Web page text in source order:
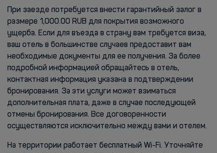
При заезде потребуется внести гарантийный залог в
размере 1,000.00 RUB для покрытия возможного
ущерба. Если для въезда в страну вам требуется виза,
ваш отель в большинстве случаев предоставит вам
необходимые документы для ее получения. За более
подробной информацией обращайтесь в отель,
контактная информация указана в подтверждении
бронирования. За эти услуги может взиматься
дополнительная плата, даже в случае последующей
отмены бронирования. Все договоренности
осуществляются исключительно между вами и отелем.
На территории работает бесплатный Wi-Fi. Уточняйте